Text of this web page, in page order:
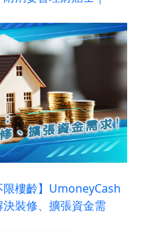
限樓齡】UmoneyCash
裝修、擴張資金需